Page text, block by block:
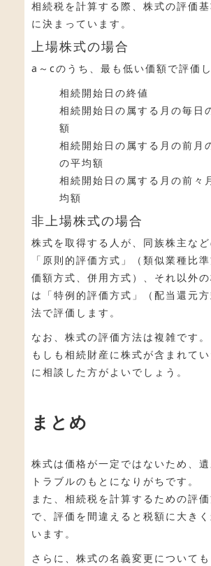
相続税を計算する際、株式の評価
に決まっています。
上場株式の場合
a～cのうち、最も低い価額で評価し
相続開始日の終値
相続開始日の属する月の毎日
額
相続開始日の属する月の前月
の平均額
相続開始日の属する月の前々
均額
非上場株式の場合
株式を取得する人が、同族株主な
「原則的評価方式」（類似業種比
価額方式、併用方式）、それ以外
は「特例的評価方式」（配当還元
法で評価します。
なお、株式の評価方法は複雑です。
もしも相続財産に株式が含まれて
に相談した方がよいでしょう。
まとめ
株式は価格が一定ではないため、遺
トラブルのもとになりがちです。
また、相続税を計算するための評
で、評価を間違えると税額に大き
います。
さらに、株式の名義変更について